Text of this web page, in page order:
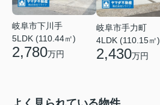
岐阜市下川手
5LDK (110.44㎡)
2,780万円
岐阜市手力町
4LDK (110.15㎡)
2,430万円